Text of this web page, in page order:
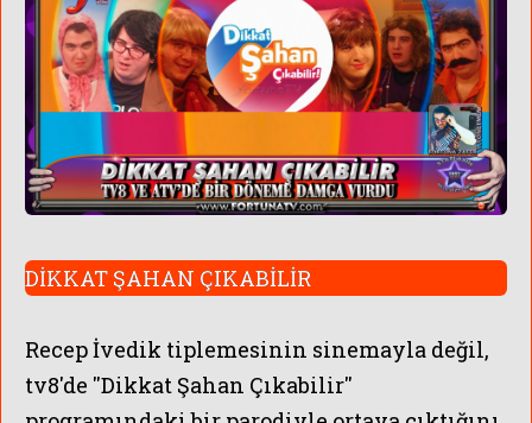
DİKKAT ŞAHAN ÇIKABİLİR
Recep İvedik tiplemesinin sinemayla değil,
tv8'de ''Dikkat Şahan Çıkabilir''